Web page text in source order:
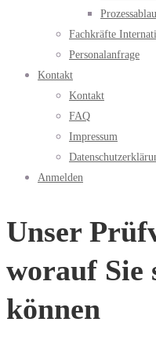
Fachkräfte
Personalanfrage
Kontakt
Kontakt
FAQ
Impressum
Anmelden
Unser
worauf Sie
können